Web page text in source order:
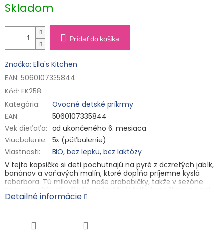
Skladom
Pridať do košíka
Značka: Ella's Kitchen
EAN: 5060107335844
Kód: EK258
Kategória:
Ovocné detské príkrmy
EAN:
5060107335844
Vek dieťaťa: od ukončeného 6. mesiaca
Viacbalenie: 5x (päťbalenie)
Vlastnosti: BIO, bez lepku, bez laktózy
V tejto kapsičke si deti pochutnajú na pyré z dozretých jabĺk,
banánov a voňavých malín, ktoré dopĺňa príjemne kyslá
rebarbora. Tú milovali už naše prababičky, takže v sezóne
nesmela chýbať v žiadnom koláči! V tejto kapsičke si na nej
spolu s ďalším úžasným ovocím môžu pochutnávať malí
Hlavné vlastnosti
Detailné informácie